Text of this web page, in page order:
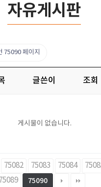
자유게시판
75090 페이지
글쓴이 조회
게시물이 없습니다.
75082 75083 75084
75090